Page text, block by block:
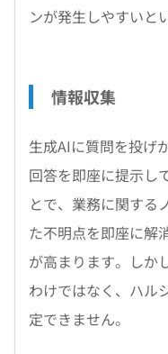
ンが発生しやすいと
情報収集
生成AIに質問を投げ
回答を即座に提示し
とで、業務に関する
た不明点を即座に解
が高まります。しか
わけではなく、ハル
定できません。